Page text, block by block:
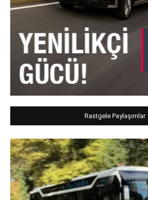
Rastgele Paylaşımlar